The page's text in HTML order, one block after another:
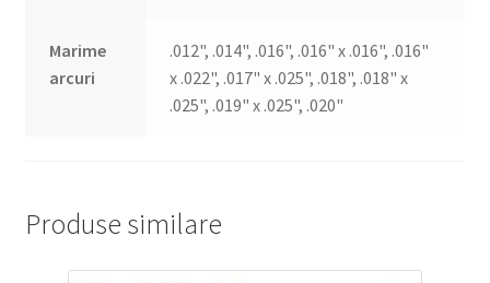
Marime
arcuri
.012", .014", .016", .016" x .016", .016"
x .022", .017" x .025", .018", .018" x
.025", .019" x .025", .020"
Produse similare